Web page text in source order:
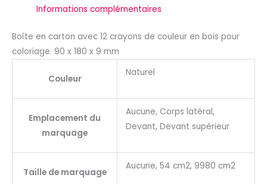
Informations complémentaires
Boîte en carton avec 12 crayons de couleur en bois pour
coloriage. 90 x 180 x 9 mm
Couleur
Naturel
Emplacement du
marquage
Aucune, Corps latéral,
Devant, Devant supérieur
Taille de marquage
Aucune, 54 cm2, 9980 cm2